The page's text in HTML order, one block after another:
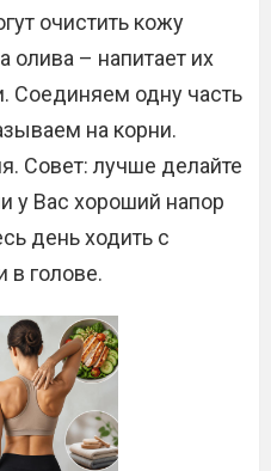
очистить кожу
олива – напитает их
Соединяем одну часть
на корни.
Совет: лучше делайте
у Вас хороший напор
день ходить с
в голове.